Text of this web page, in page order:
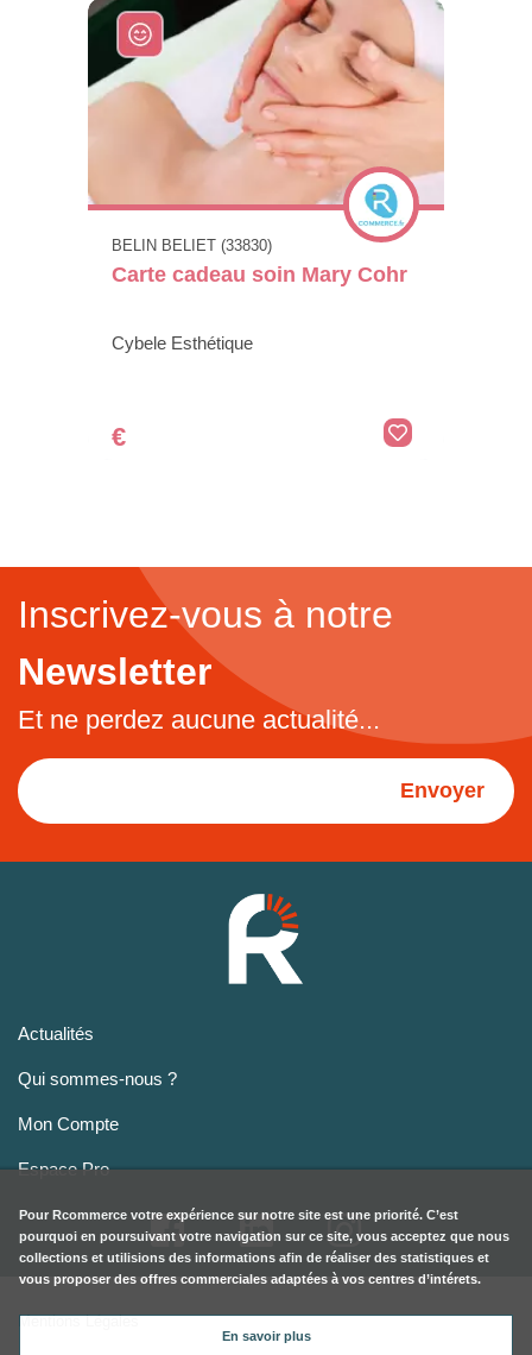
BELIN BELIET (33830)
Carte cadeau soin Mary Cohr
Cybele Esthétique
€
Inscrivez-vous à notre
Newsletter
Et ne perdez aucune actualité...
Envoyer
Actualités
Qui sommes-nous ?
Mon Compte
Espace Pro
Mentions Légales
Pour Rcommerce votre expérience sur notre site est une priorité. C’est
pourquoi en poursuivant votre navigation sur ce site, vous acceptez que nous
collections et utilisions des informations afin de réaliser des statistiques et
vous proposer des offres commerciales adaptées à vos centres d’intérets.
En savoir plus